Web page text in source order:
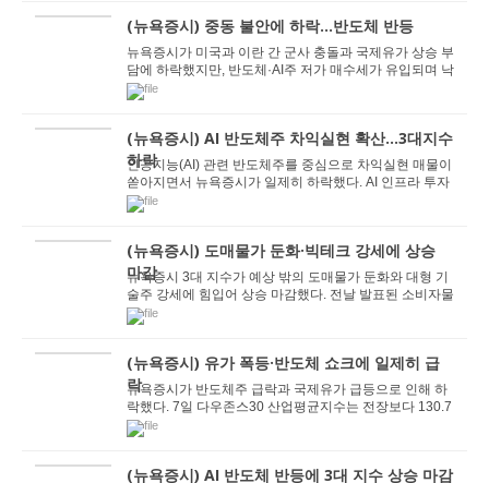
(뉴욕증시) 중동 불안에 하락...반도체 반등
뉴욕증시가 미국과 이란 간 군사 충돌과 국제유가 상승 부
담에 하락했지만, 반도체·AI주 저가 매수세가 유입되며 낙
폭은 제한됐다. 중동발 지정학 리스크...
(뉴욕증시) AI 반도체주 차익실현 확산…3대지수
하락
인공지능(AI) 관련 반도체주를 중심으로 차익실현 매물이
쏟아지면서 뉴욕증시가 일제히 하락했다. AI 인프라 투자
가 실제 수익으로 이어질 수 있을지에 대한 우...
(뉴욕증시) 도매물가 둔화·빅테크 강세에 상승
마감
뉴욕증시 3대 지수가 예상 밖의 도매물가 둔화와 대형 기
술주 강세에 힘입어 상승 마감했다. 전날 발표된 소비자물
가지수(CPI)에 이어 도매물가 격인 생산자물가...
(뉴욕증시) 유가 폭등·반도체 쇼크에 일제히 급
락
뉴욕증시가 반도체주 급락과 국제유가 급등으로 인해 하
락했다. 7일 다우존스30 산업평균지수는 전장보다 130.7
6포인트(0.25%) 내린 5만2925.15에 장을 마쳤다. ...
(뉴욕증시) AI 반도체 반등에 3대 지수 상승 마감